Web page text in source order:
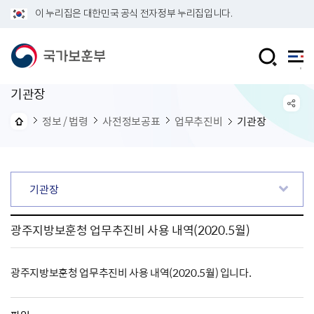
이 누리집은 대한민국 공식 전자정부 누리집입니다.
기관장
정보 / 법령 사전정보공표 업무추진비 기관장
기관장
광주지방보훈청 업무추진비 사용 내역(2020.5월)
광주지방보훈청 업무추진비 사용 내역(2020.5월) 입니다.